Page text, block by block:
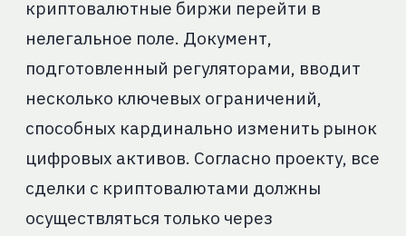
криптовалютные биржи перейти в
нелегальное поле. Документ,
подготовленный регуляторами, вводит
несколько ключевых ограничений,
способных кардинально изменить рынок
цифровых активов. Согласно проекту, все
сделки с криптовалютами должны
осуществляться только через